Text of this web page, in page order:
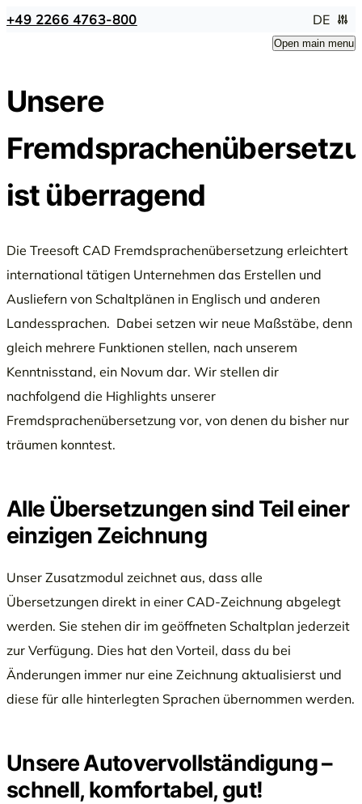
+49 2266 4763-800 DE
Open main menu
Unsere
ist überragend
Die Treesoft CAD Fremdsprachenübersetzung erleichtert
international tätigen Unternehmen das Erstellen und
Ausliefern von Schaltplänen in Englisch und anderen
Landessprachen. Dabei setzen wir neue Maßstäbe, denn
gleich mehrere Funktionen stellen, nach unserem
Kenntnisstand, ein Novum dar. Wir stellen dir
nachfolgend die Highlights unserer
Fremdsprachenübersetzung vor, von denen du bisher nur
träumen konntest.
Alle Übersetzungen sind Teil einer
einzigen Zeichnung
Unser Zusatzmodul zeichnet aus, dass alle
Übersetzungen direkt in einer CAD-Zeichnung abgelegt
werden. Sie stehen dir im geöffneten Schaltplan jederzeit
zur Verfügung. Dies hat den Vorteil, dass du bei
Änderungen immer nur eine Zeichnung aktualisierst und
diese für alle hinterlegten Sprachen übernommen werden.
Unsere Autovervollständigung –
schnell, komfortabel, gut!